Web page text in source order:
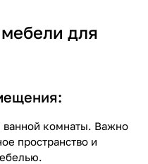
для
ванной комнаты. Важно
пространство и